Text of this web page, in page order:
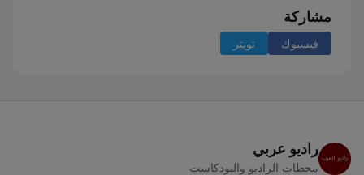
مشاركة
فيسبوك تويتر
راديو عربي
محطات الراديو والبودكاست